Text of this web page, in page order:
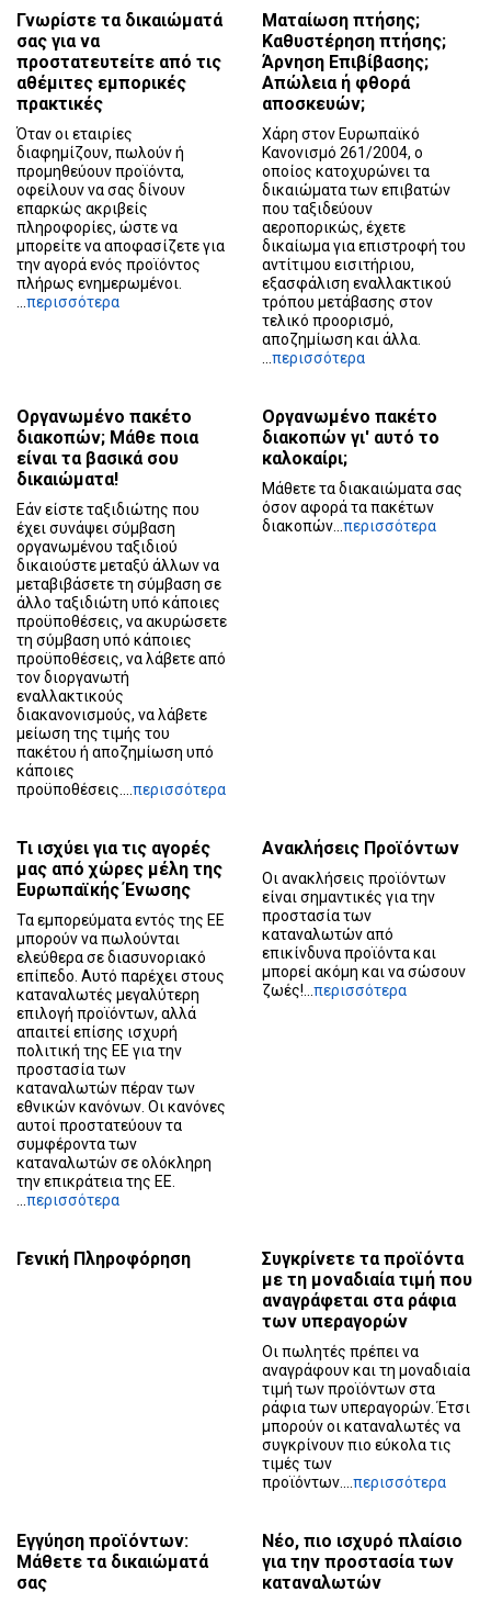
Γνωρίστε τα δικαιώματά
σας για να
προστατευτείτε από τις
αθέμιτες εμπορικές
πρακτικές
Όταν οι εταιρίες
διαφημίζουν, πωλούν ή
προμηθεύουν προϊόντα,
οφείλουν να σας δίνουν
επαρκώς ακριβείς
πληροφορίες, ώστε να
μπορείτε να αποφασίζετε για
την αγορά ενός προϊόντος
πλήρως ενημερωμένοι.
περισσότερα
Ματαίωση πτήσης;
Καθυστέρηση πτήσης;
Άρνηση Επιβίβασης;
Απώλεια ή φθορά
αποσκευών;
Χάρη στον Ευρωπαϊκό
Κανονισμό 261/2004, ο
οποίος κατοχυρώνει τα
δικαιώματα των επιβατών
που ταξιδεύουν
αεροπορικώς, έχετε
δικαίωμα για επιστροφή του
αντίτιμου εισιτήριου,
εξασφάλιση εναλλακτικού
τρόπου μετάβασης στον
τελικό προορισμό,
αποζημίωση και άλλα.
περισσότερα
Οργανωμένο πακέτο
διακοπών; Μάθε ποια
είναι τα βασικά σου
δικαιώματα!
Εάν είστε ταξιδιώτης που
έχει συνάψει σύμβαση
οργανωμένου ταξιδιού
δικαιούστε μεταξύ άλλων να
μεταβιβάσετε τη σύμβαση σε
άλλο ταξιδιώτη υπό κάποιες
προϋποθέσεις, να ακυρώσετε
τη σύμβαση υπό κάποιες
προϋποθέσεις, να λάβετε από
τον διοργανωτή
εναλλακτικούς
διακανονισμούς, να λάβετε
μείωση της τιμής του
πακέτου ή αποζημίωση υπό
κάποιες
προϋποθέσεις.... περισσότερα
Οργανωμένο πακέτο
διακοπών γι' αυτό το
καλοκαίρι;
Μάθετε τα διακαιώματα σας
όσον αφορά τα πακέτων
διακοπών... περισσότερα
Τι ισχύει για τις αγορές
μας από χώρες μέλη της
Ευρωπαϊκής Ένωσης
Τα εμπορεύματα εντός της ΕΕ
μπορούν να πωλούνται
ελεύθερα σε διασυνοριακό
επίπεδο. Αυτό παρέχει στους
καταναλωτές μεγαλύτερη
επιλογή προϊόντων, αλλά
απαιτεί επίσης ισχυρή
πολιτική της ΕΕ για την
προστασία των
καταναλωτών πέραν των
εθνικών κανόνων. Οι κανόνες
αυτοί προστατεύουν τα
συμφέροντα των
καταναλωτών σε ολόκληρη
την επικράτεια της ΕΕ.
περισσότερα
Ανακλήσεις Προϊόντων
Οι ανακλήσεις προϊόντων
είναι σημαντικές για την
προστασία των
καταναλωτών από
επικίνδυνα προϊόντα και
μπορεί ακόμη και να σώσουν
ζωές!... περισσότερα
Γενική Πληροφόρηση
Συγκρίνετε τα προϊόντα
με τη μοναδιαία τιμή που
αναγράφεται στα ράφια
των υπεραγορών
Οι πωλητές πρέπει να
αναγράφουν και τη μοναδιαία
τιμή των προϊόντων στα
ράφια των υπεραγορών. Έτσι
μπορούν οι καταναλωτές να
συγκρίνουν πιο εύκολα τις
τιμές των
προϊόντων.... περισσότερα
Εγγύηση προϊόντων:
Μάθετε τα δικαιώματά
σας
Νέο, πιο ισχυρό πλαίσιο
για την προστασία των
καταναλωτών